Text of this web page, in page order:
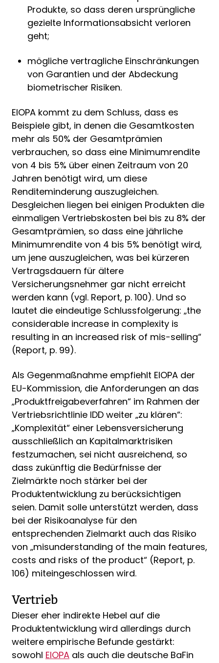
Produkte, so dass deren ursprüngliche
gezielte Informationsabsicht verloren
geht;
mögliche vertragliche Einschränkungen
von Garantien und der Abdeckung
biometrischer Risiken.
EIOPA kommt zu dem Schluss, dass es
Beispiele gibt, in denen die Gesamtkosten
mehr als 50% der Gesamtprämien
verbrauchen, so dass eine Minimumrendite
von 4 bis 5% über einen Zeitraum von 20
Jahren benötigt wird, um diese
Renditeminderung auszugleichen.
Desgleichen liegen bei einigen Produkten die
einmaligen Vertriebskosten bei bis zu 8% der
Gesamtprämien, so dass eine jährliche
Minimumrendite von 4 bis 5% benötigt wird,
um jene auszugleichen, was bei kürzeren
Vertragsdauern für ältere
Versicherungsnehmer gar nicht erreicht
werden kann (vgl. Report, p. 100). Und so
lautet die eindeutige Schlussfolgerung: „the
considerable increase in complexity is
resulting in an increased risk of mis-selling“
(Report, p. 99).
Als Gegenmaßnahme empfiehlt EIOPA der
EU-Kommission, die Anforderungen an das
„Produktfreigabeverfahren“ im Rahmen der
Vertriebsrichtlinie IDD weiter „zu klären“:
„Komplexität“ einer Lebensversicherung
ausschließlich an Kapitalmarkt­risiken
festzumachen, sei nicht ausreichend, so
dass zukünftig die Bedürfnisse der
Zielmärkte noch stärker bei der
Produktentwicklung zu berücksichtigen
seien. Damit solle unterstützt werden, dass
bei der Risikoanalyse für den
entsprechenden Zielmarkt auch das Risiko
von „misunderstanding of the main features,
costs and risks of the product“ (Report, p.
106) miteingeschlossen wird.
Vertrieb
Dieser eher indirekte Hebel auf die
Produktentwicklung wird allerdings durch
weitere empirische Befunde gestärkt:
sowohl EIOPA als auch die deutsche BaFin